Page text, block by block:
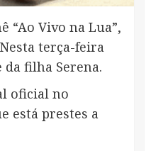
“Ao Vivo na Lua”,
terça-feira
da filha Serena.
oficial no
está prestes a